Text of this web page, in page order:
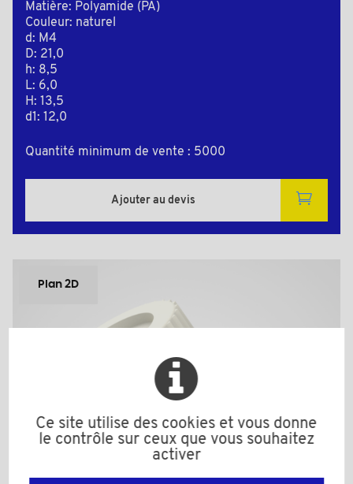
Matière: Polyamide (PA)
Couleur: naturel
d: M4
D: 21,0
h: 8,5
L: 6,0
H: 13,5
d1: 12,0
Quantité minimum de vente : 5000
Ajouter au devis
Plan 2D
Ce site utilise des cookies et vous donne
le contrôle sur ceux que vous souhaitez
activer